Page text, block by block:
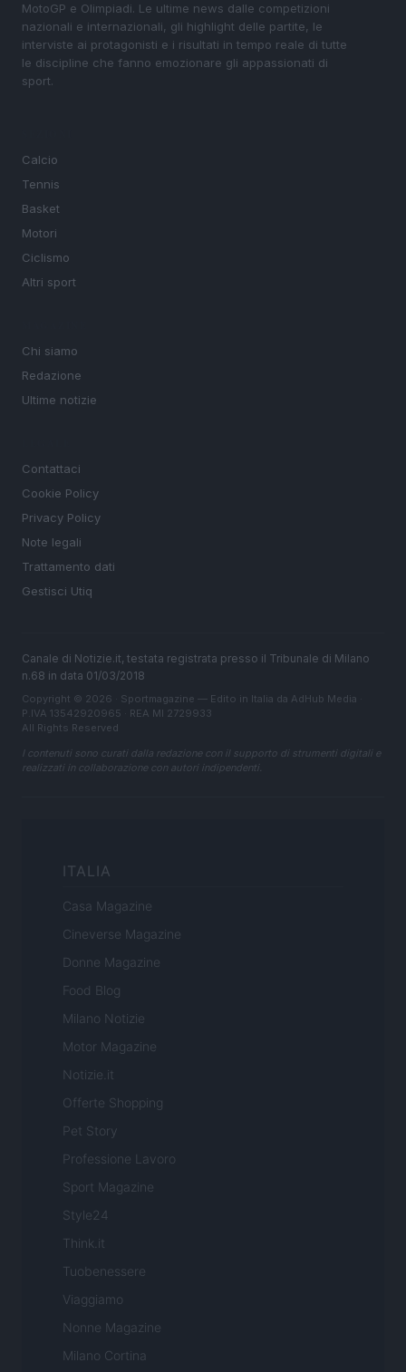
MotoGP e Olimpiadi. Le ultime news dalle competizioni
nazionali e internazionali, gli highlight delle partite, le
interviste ai protagonisti e i risultati in tempo reale di tutte
le discipline che fanno emozionare gli appassionati di
sport.
Calcio
Tennis
Basket
Motori
Ciclismo
Altri sport
Chi siamo
Redazione
Ultime notizie
Contattaci
Cookie Policy
Privacy Policy
Note legali
Trattamento dati
Gestisci Utiq
Canale di Notizie.it, testata registrata presso il Tribunale di Milano
n.68 in data 01/03/2018
Copyright © 2026 · Sportmagazine — Edito in Italia da AdHub Media
P.IVA 13542920965 · REA MI 2729933
All Rights Reserved
I contenuti sono curati dalla redazione con il supporto di strumenti digitali e
realizzati in collaborazione con autori indipendenti.
ITALIA
Casa Magazine
Cineverse Magazine
Donne Magazine
Food Blog
Milano Notizie
Motor Magazine
Notizie.it
Offerte Shopping
Pet Story
Professione Lavoro
Sport Magazine
Style24
Think.it
Tuobenessere
Viaggiamo
Nonne Magazine
Milano Cortina